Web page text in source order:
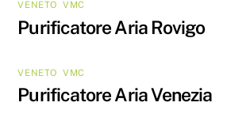
VENETO ,VMC
Purificatore Aria Rovigo
VENETO ,VMC
Purificatore Aria Venezia